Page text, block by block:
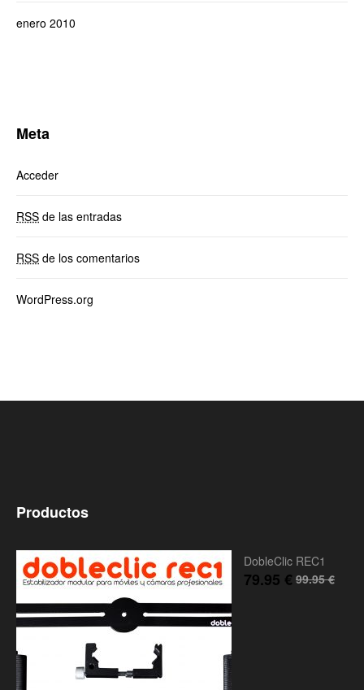
enero 2010
Meta
Acceder
RSS de las entradas
RSS de los comentarios
WordPress.org
Productos
DobleClic REC1
99.95€
79.95 €